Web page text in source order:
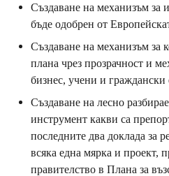
Създаване на механизъм за
бъде одобрен от
Създаване на механизъм за
плана чрез прозрачност и
бизнес, учени и граждански
Създаване на лесно
инструмент какви са
последните два доклада за
всяка една мярка и проект,
правителство в Плана за